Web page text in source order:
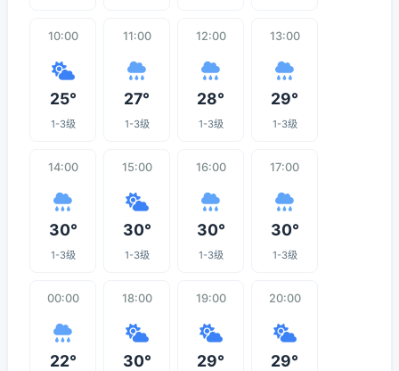
10:00
25°
1-3级
11:00
27°
1-3级
12:00
28°
1-3级
13:00
29°
1-3级
14:00
30°
1-3级
15:00
30°
1-3级
16:00
30°
1-3级
17:00
30°
1-3级
00:00
22°
18:00
30°
19:00
29°
20:00
29°